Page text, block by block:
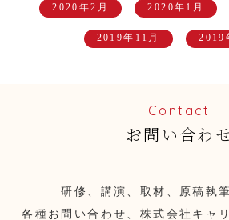
2020年2月 2020年1月
2019年11月 2019
Contact
お問い合わ
研修、講演、取材、原稿執
各種お問い合わせ、株式会社キャ